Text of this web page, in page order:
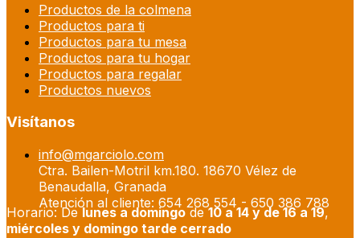
Productos de la colmena
Productos para ti
Productos para tu mesa
Productos para tu hogar
Productos para regalar
Productos nuevos
Visítanos
info@mgarciolo.com
Ctra. Bailen-Motril km.180. 18670 Vélez de
Benaudalla, Granada
Atención al cliente: 654 268 554 - 650 386 788
Horario: Delunes a domingode10 a 14 y de 16 a 19,
miércoles y domingo tarde cerrado